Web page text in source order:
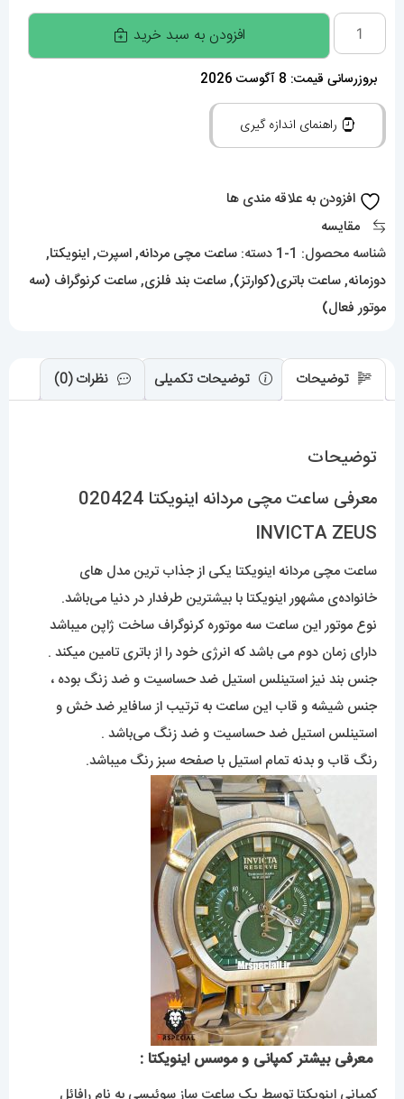
ساعت
مچی
مردانه
اینویکتا
020424
عدد
افزودن به سبد خرید
بروزرسانی قیمت: 8 آگوست 2026
راهنمای اندازه گیری
افزودن به علاقه مندی ها
مقایسه
شناسه محصول: 1-1 دسته: ساعت مچی مردانه,اسپرت,اینویکتا,
دوزمانه,ساعت باتری(کوارتز),ساعت بند فلزی,ساعت کرنوگراف (سه
موتور فعال)
توضیحات توضیحات تکمیلی نظرات (0)
توضیحات
معرفی ساعت مچی مردانه اینویکتا 020424
INVICTA ZEUS
ساعت مچی مردانه اینویکتا یکی از جذاب ترین مدل های
خانواده‌ی مشهور اینویکتا با بیشترین طرفدار در دنیا می‌باشد.
نوع موتور این ساعت سه موتوره کرنوگراف ساخت ژاپن میباشد
دارای زمان دوم می باشد که انرژی خود را از باتری تامین میکند .
جنس بند نیز استینلس استیل ضد حساسیت و ضد زنگ بوده ،
جنس شیشه و قاب این ساعت به ترتیب از سافایر ضد خش و
استینلس استیل ضد حساسیت و ضد زنگ می‌باشد .
رنگ قاب و بدنه تمام استیل با صفحه سبز رنگ میباشد.
معرفی بیشتر کمپانی و موسس اینویکتا :